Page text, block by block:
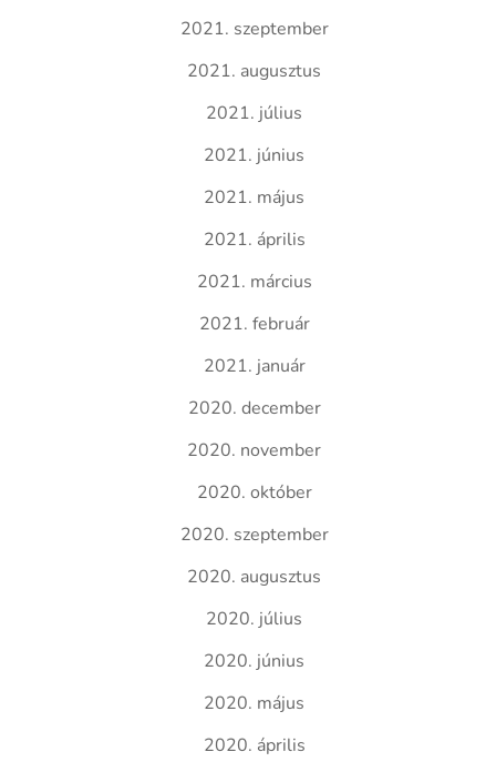
2021. szeptember
2021. augusztus
2021. július
2021. június
2021. május
2021. április
2021. március
2021. február
2021. január
2020. december
2020. november
2020. október
2020. szeptember
2020. augusztus
2020. július
2020. június
2020. május
2020. április